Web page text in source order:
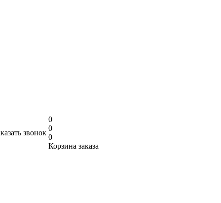
звонок
0
0
0
Корзина заказа